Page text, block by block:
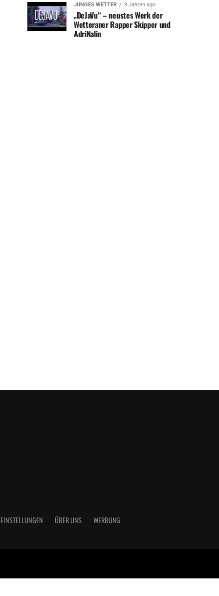
JUNGES WETTER 9 Jahren ago
„DeJaVu“ – neustes Werk der
Wetteraner Rapper Skipper und
AdriNalin
ÜBER UNS WERBUNG